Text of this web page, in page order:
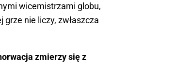
wicemistrzami globu,
nie liczy, zwłaszcza
zmierzy się z